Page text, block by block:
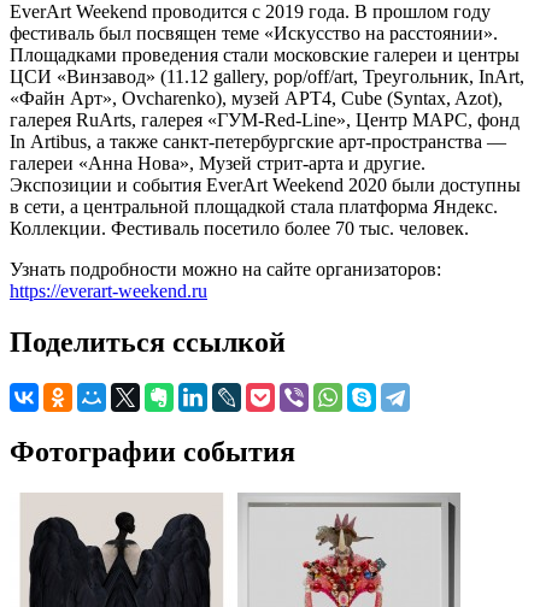
EverArt Weekend проводится с 2019 года. В прошлом году
фестиваль был посвящен теме «Искусство на расстоянии».
Площадками проведения стали московские галереи и центры
ЦСИ «Винзавод» (11.12 gallery, pop/off/art, Треугольник, InArt,
«Файн Арт», Ovcharenko), музей АРТ4, Cube (Syntax, Azot),
галерея RuArts, галерея «ГУМ-Red-Line», Центр МАРС, фонд
In Artibus, а также санкт-петербургские арт-пространства —
галереи «Анна Нова», Музей стрит-арта и другие.
Экспозиции и события EverArt Weekend 2020 были доступны
в сети, а центральной площадкой стала платформа Яндекс.
Коллекции. Фестиваль посетило более 70 тыс. человек.
Узнать подробности можно на сайте организаторов:
https://everart-weekend.ru
Поделиться ссылкой
Фотографии события